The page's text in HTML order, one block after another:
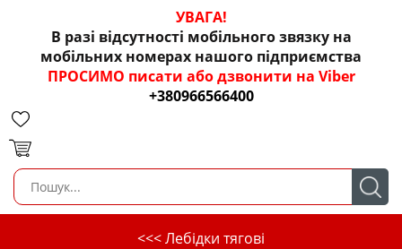
УВАГА!
В разі відсутності мобільного звязку на
мобільних номерах нашого підприємства
ПРОСИМО писати або дзвонити на Viber
+380966566400
<<< Лебідки тягові